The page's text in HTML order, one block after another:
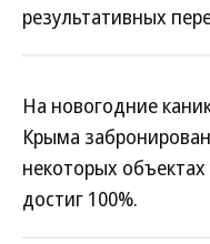
результативных
На новогодние
Крыма
некоторых
достиг 100%.